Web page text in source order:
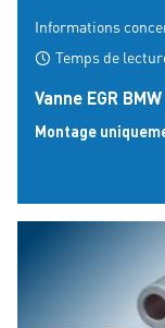
Informations
Temps de
Vanne EGR
Montage